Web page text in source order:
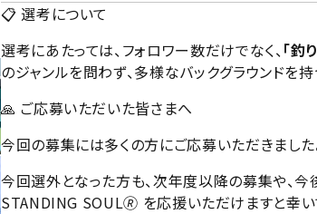
📋 選考について
選考にあたっては、フォロワー数だけでなく、 「釣
のジャンルを問わず、多様なバックグラウンドを
🙏 ご応募いただいた皆さまへ
今回の募集には多くの方にご応募いただきまし
今回選外となった方も、次年度以降の募集や、
STANDING SOUL🄬 を応援いただけますと幸い